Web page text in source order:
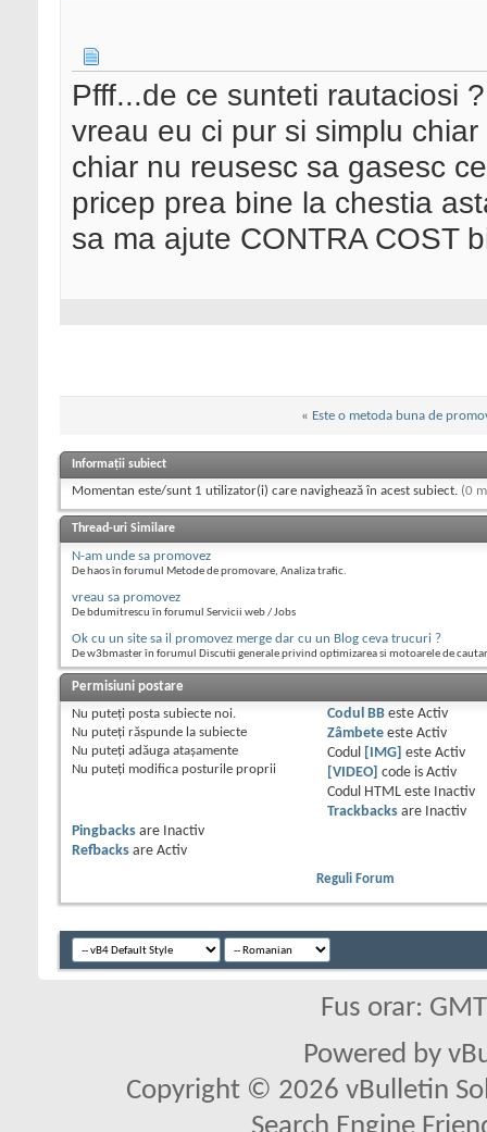
Pfff...de ce sunteti rautaciosi
vreau eu ci pur si simplu
chiar nu reusesc sa gasesc
pricep prea bine la chestia
sa ma ajute CONTRA COST
« Este o metoda buna de
Informații subiect
Momentan este/sunt 1 utilizator(i) care navighează în acest subiect. (0
Thread-uri Similare
N-am unde sa promovez
De haos în forumul Metode de promovare, Analiza trafic.
vreau sa promovez
De bdumitrescu în forumul Servicii web / Jobs
Ok cu un site sa il promovez merge dar cu un Blog ceva trucuri ?
De w3bmaster în forumul Discutii generale privind optimizarea si motoarele de
Permisiuni postare
Nu puteţi posta subiecte noi.
Nu puteţi răspunde la subiecte
Nu puteţi adăuga ataşamente
Nu puteţi modifica posturile proprii
Codul BBeste Activ
Zâmbeteeste Activ
Codul
[IMG] este Activ
[VIDEO] code is Activ
Codul HTML este
Inactiv
Trackbacksare
Inactiv
Pingbacks are
Inactiv
Refbacks are Activ
Reguli Forum
Fus orar:
Powered by
Copyright © 2026 vBulletin